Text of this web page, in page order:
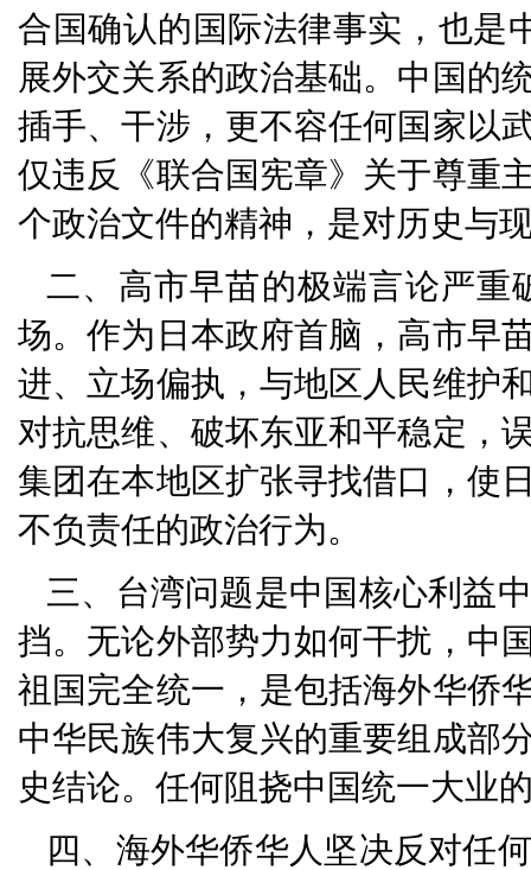
合国确认的国际法律事实，也是
展外交关系的政治基础。中国的
插手、干涉，更不容任何国家以
仅违反《联合国宪章》关于尊重
个政治文件的精神，是对历史与
二、高市早苗的极端言论严重
场。作为日本政府首脑，高市早
进、立场偏执，与地区人民维护
对抗思维、破坏东亚和平稳定，
集团在本地区扩张寻找借口，使
不负责任的政治行为。
三、台湾问题是中国核心利益
挡。无论外部势力如何干扰，中
祖国完全统一，是包括海外华侨
中华民族伟大复兴的重要组成部
史结论。任何阻挠中国统一大业
四、海外华侨华人坚决反对任